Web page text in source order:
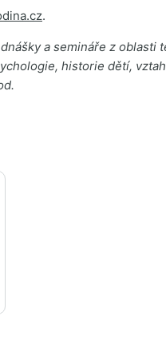
.
a semináře z oblasti
historie dětí,